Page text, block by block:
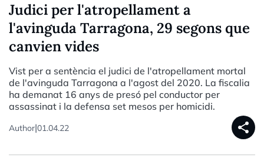
Judici per l'atropellament a
l'avinguda Tarragona, 29 segons que
canvien vides
Vist per a sentència el judici de l'atropellament mortal
de l'avinguda Tarragona a l'agost del 2020. La fiscalia
ha demanat 16 anys de presó pel conductor per
assassinat i la defensa set mesos per homicidi.
Author|01.04.22 share